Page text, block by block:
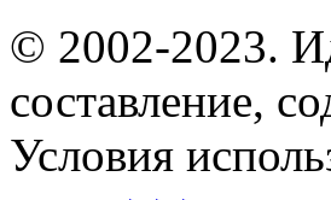
© 2002-2023.
составление,
Условия